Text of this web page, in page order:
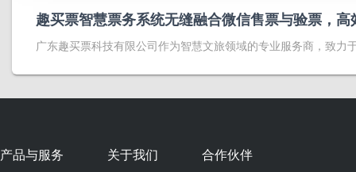
趣买票智慧票务系统无缝融合微信售票与验票，
广东趣买票科技有限公司作为智慧文旅领域的专业服务商，致力
产品与服务 关于我们 合作伙伴